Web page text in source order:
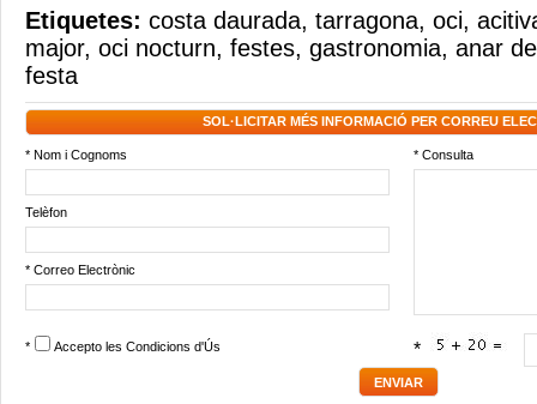
Etiquetes: costa daurada, tarragona, oci,
major, oci nocturn, festes, gastronomia, anar
festa
SOL·LICITAR MÉS INFORMACIÓ PER CORREU
* Nom i Cognoms * Consulta
Telèfon
* Correo Electrònic
* Accepto les Condicions d'Ús *